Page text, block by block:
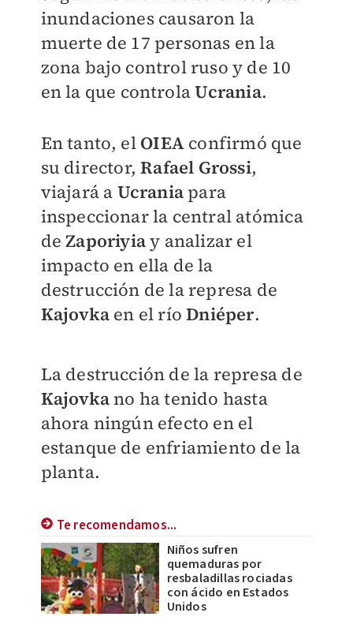
inundaciones causaron la
muerte de 17 personas en la
zona bajo control ruso y de 10
en la que controlaUcrania.
En tanto, el OIEA confirmó que
su director,Rafael Grossi,
viajará a Ucrania para
inspeccionar la central atómica
deZaporiyiay analizar el
impacto en ella de la
destrucción de la represa de
Kajovka en el ríoDniéper.
La destrucción de la represa de
Kajovkano ha tenido hasta
ahora ningún efecto en el
estanque de enfriamiento de la
planta.
Te recomendamos...
Niños sufren
quemaduras por
resbaladillas rociadas
con ácido en Estados
Unidos